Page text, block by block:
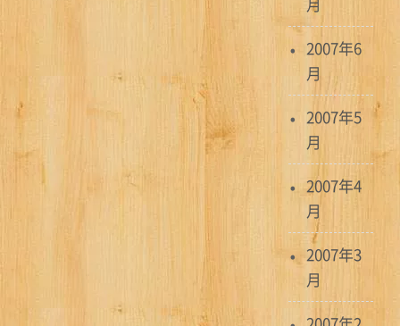
2007年6
月
2007年5
月
2007年4
月
2007年3
月